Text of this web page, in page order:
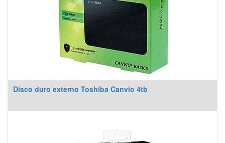
Disco duro externo Toshiba Canvio 4tb